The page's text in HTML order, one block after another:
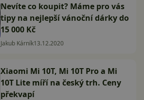
Nevíte co koupit? Máme pro vás
tipy na nejlepší vánoční dárky do
15 000 Kč
Jakub Kárník13.12.2020
Xiaomi Mi 10T, Mi 10T Pro a Mi
10T Lite míří na český trh. Ceny
překvapí